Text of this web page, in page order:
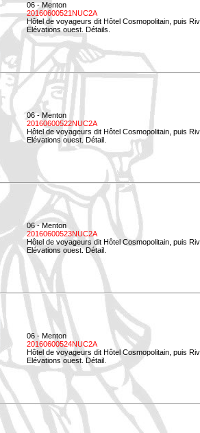
06 - Menton
20160600521NUC2A
Hôtel de voyageurs dit Hôtel Cosmopolitain, puis
Elévations ouest. Détails.
06 - Menton
20160600522NUC2A
Hôtel de voyageurs dit Hôtel Cosmopolitain, puis
Elévations ouest. Détail.
06 - Menton
20160600523NUC2A
Hôtel de voyageurs dit Hôtel Cosmopolitain, puis
Elévations ouest. Détail.
06 - Menton
20160600524NUC2A
Hôtel de voyageurs dit Hôtel Cosmopolitain, puis
Elévations ouest. Détail.